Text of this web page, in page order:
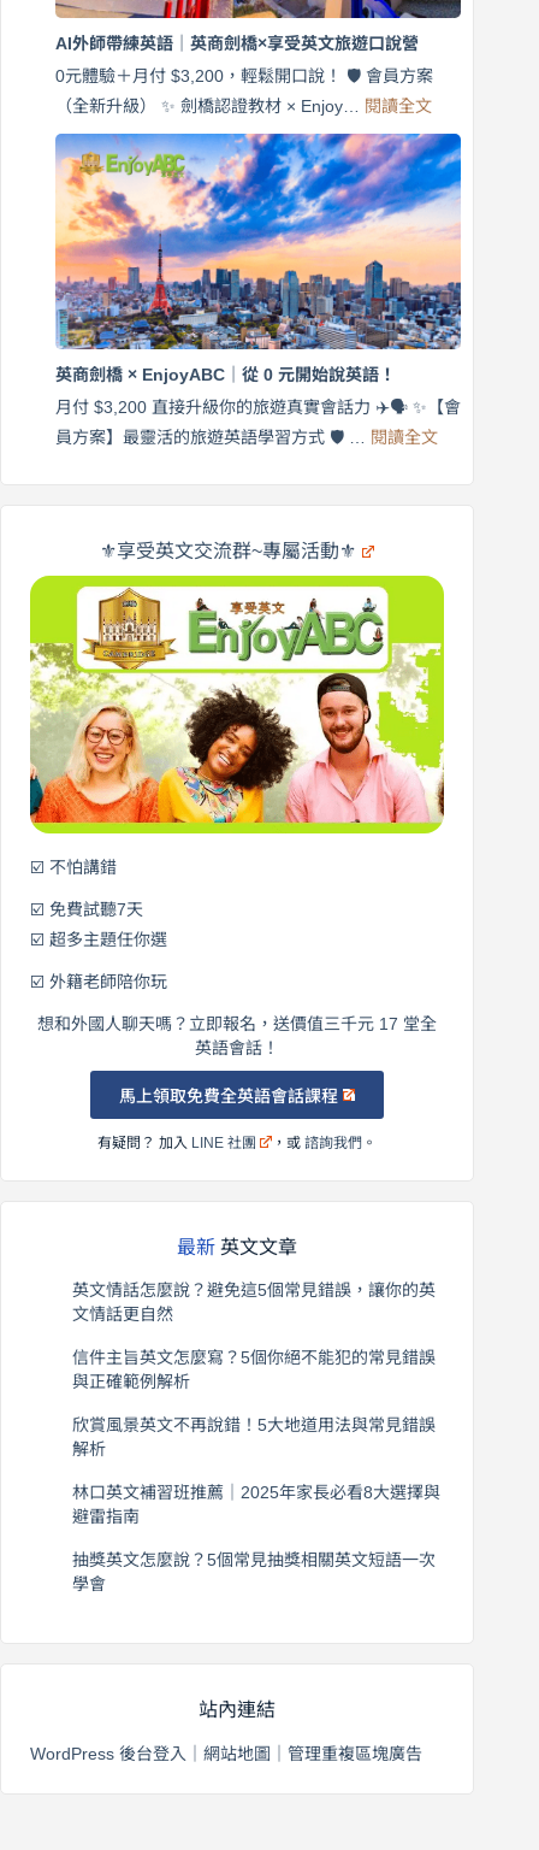
劍
口
說
營
｜
月
$3,200，
出
國
在
AI外師帶練英語｜英商劍橋×享受英文旅遊口說營
0元體驗＋月付 $3,200，輕鬆開口說！ 🛡️ 會員方案
（全新升級） ✨ 劍橋認證教材 × Enjoy… 閱讀全文:
外
師
帶
英
｜
英
商
×
享
說
英商劍橋 × EnjoyABC｜從 0 元開始說英語！
月付 $3,200 直接升級你的旅遊真實會話力 ✈️🗣️ ✨【會
員方案】最靈活的旅遊英語學習方式 🛡️ … 閱讀全文:
商
劍
｜
元
英
語！
⚜️享受英文交流群~專屬活動⚜️
☑️ 不怕講錯
☑️ 免費試聽7天
☑️ 超多主題任你選
☑️ 外籍老師陪你玩
想和外國人聊天嗎？立即報名，送價值三千元 17 堂全
英語會話！
馬上領取免費全英語會話課程
有疑問？ 加入 LINE 社團 ，或諮詢我們 。
最新 英文文章
英文情話怎麼說？避免這5個常見錯誤，讓你的英
文情話更自然
信件主旨英文怎麼寫？5個你絕不能犯的常見錯誤
與正確範例解析
欣賞風景英文不再說錯！5大地道用法與常見錯誤
解析
林口英文補習班推薦｜2025年家長必看8大選擇與
避雷指南
抽獎英文怎麼說？5個常見抽獎相關英文短語一次
學會
站內連結
WordPress 後台登入 網站地圖 管理重複區塊廣告